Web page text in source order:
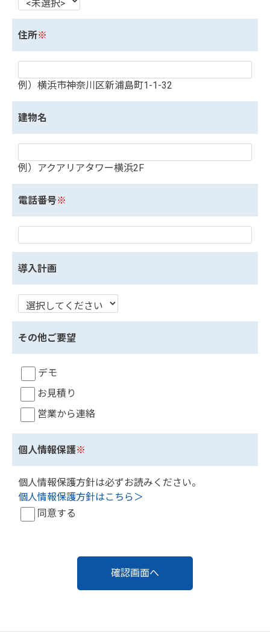
住所※
例）横浜市神奈川区新浦島町1-1-32
建物名
例）アクアリアタワー横浜2F
電話番号※
導入計画
その他ご要望
デモ
お見積り
営業から連絡
個人情報保護※
個人情報保護方針は必ずお読みください。
個人情報保護方針はこちら＞
同意する